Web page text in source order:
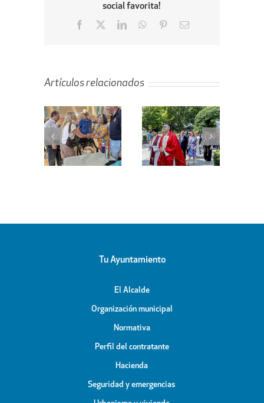
social favorita!
Facebook
LinkedInWhatsApp
PinterestEmail
Artículos relacionados
Villanueva de
la Cañada
celebra el Día
de Santiago
En marcha el
proyecto de
remodelación
de la calle
Tu Ayuntamiento
El Alcalde
Organización municipal
Normativa
Perfil del contratante
Hacienda
Seguridad y emergencias